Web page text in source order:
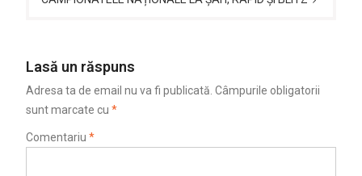
Lasă un răspuns
Adresa ta de email nu va fi publicată. Câmpurile obligatorii
sunt marcate cu *
Comentariu *